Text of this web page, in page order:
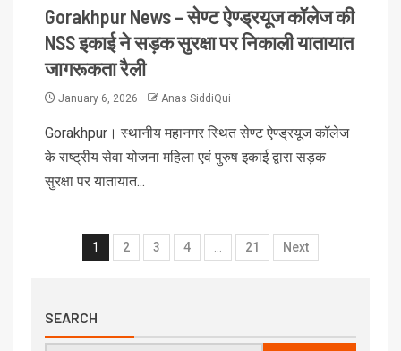
Gorakhpur News – सेण्ट ऐण्ड्रयूज कॉलेज की
NSS इकाई ने सड़क सुरक्षा पर निकाली यातायात
जागरूकता रैली
January 6, 2026 Anas SiddiQui
Gorakhpur। स्थानीय महानगर स्थित सेण्ट ऐण्ड्रयूज कॉलेज
के राष्ट्रीय सेवा योजना महिला एवं पुरुष इकाई द्वारा सड़क
सुरक्षा पर यातायात...
1 2 3 4 21 Next
SEARCH